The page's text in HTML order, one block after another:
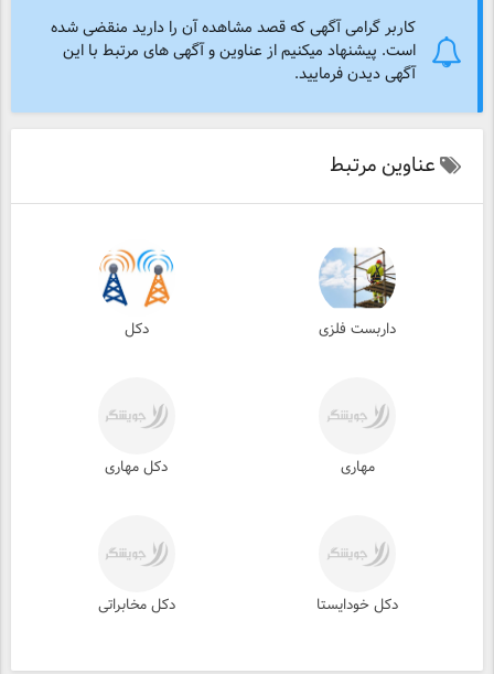
کاربر گرامی آگهی که قصد مشاهده آن را دارید منقضی شده
است. پیشنهاد میکنیم از عناوین و آگهی های مرتبط با این
آگهی دیدن فرمایید.
عناوین مرتبط
داربست فلزی دکل
مهاری دکل مهاری
دکل خودایستا دکل مخابراتی